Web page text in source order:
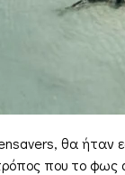
θα ήταν
που το φως